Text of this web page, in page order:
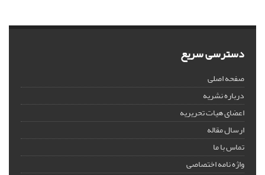
دسترسی سریع
صفحه اصلی
درباره نشریه
اعضای هیات تحریریه
ارسال مقاله
تماس با ما
واژه نامه اختصاصی